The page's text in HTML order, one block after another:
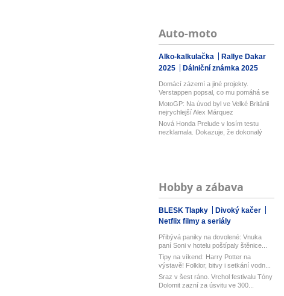
Auto-moto
Alko-kalkulačka
Rallye Dakar
2025
Dálniční známka 2025
Domácí zázemí a jiné projekty.
Verstappen popsal, co mu pomáhá se
sous...
MotoGP: Na úvod byl ve Velké Británii
nejrychlejší Alex Márquez
Nová Honda Prelude v losím testu
nezklamala. Dokazuje, že dokonalý
Hobby a zábava
BLESK Tlapky
Divoký kačer
Netflix filmy a seriály
Přibývá paniky na dovolené: Vnuka
paní Soni v hotelu poštípaly štěnice...
Tipy na víkend: Harry Potter na
výstavě! Folklor, bitvy i setkání vodn...
Sraz v šest ráno. Vrchol festivalu Tóny
Dolomit zazní za úsvitu ve 300...